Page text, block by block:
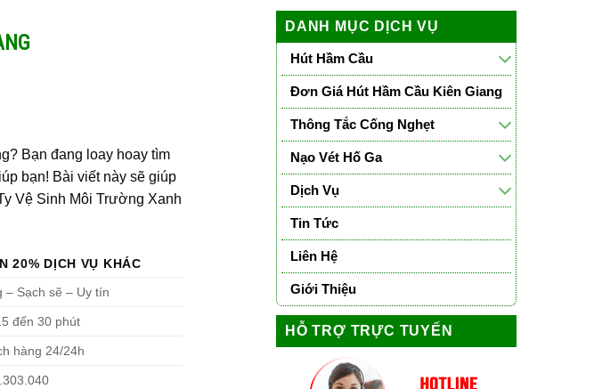
Bạn đang loay hoay tìm
bạn! Bài viết này sẽ giúp
Vệ Sinh Môi Trường Xanh
20% DỊCH VỤ KHÁC
– Sạch sẽ – Uy tín
đến 30 phút
hàng 24/24h
DANH MỤC DỊCH VỤ
Hút Hầm Cầu
Đơn Giá Hút Hầm Cầu Kiên Giang
Thông Tắc Cống Nghẹt
Nạo Vét Hố Ga
Dịch Vụ
Tin Tức
Liên Hệ
Giới Thiệu
HỖ TRỢ TRỰC TUYẾN